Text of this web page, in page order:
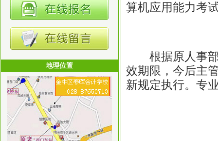
地理位置
算机应用能力考
根据原人事部
效期限，今后主
新规定执行。专